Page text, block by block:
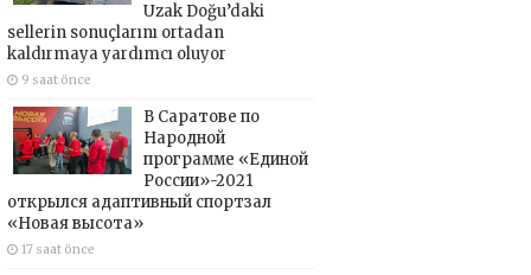
Uzak Doğu’daki
sellerin sonuçlarını ortadan
kaldırmaya yardımcı oluyor
9 saat önce
В Саратове по
Народной
программе «Единой
России»-2021
открылся адаптивный спортзал
«Новая высота»
17 saat önce